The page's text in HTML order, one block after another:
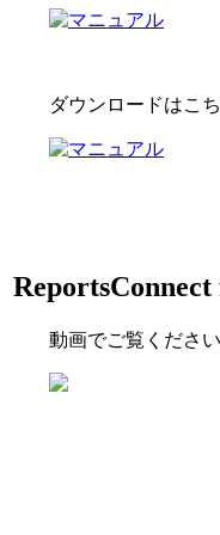
ダウンロードはこ
動画でご覧ください